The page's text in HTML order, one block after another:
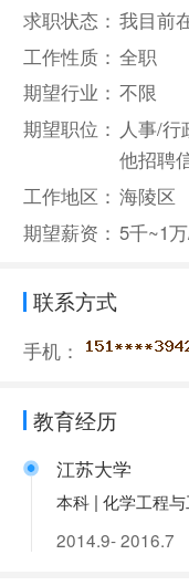
求职状态： 我目前
工作性质： 全职
期望行业： 不限
期望职位： 人事/
他招聘
工作地区： 海陵区
期望薪资： 5千~1
联系方式
手机：
教育经历
江苏大学
本科 | 化学工程
2014.9- 2016.7